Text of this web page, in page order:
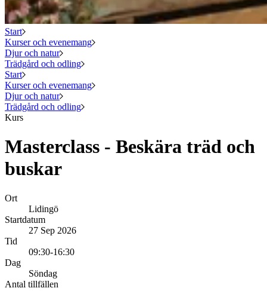
Start
Kurser och evenemang
Djur och natur
Trädgård och odling
Start
Kurser och evenemang
Djur och natur
Trädgård och odling
Kurs
Masterclass - Beskära träd och
buskar
Ort
Lidingö
Startdatum
27 Sep 2026
Tid
09:30-16:30
Dag
Söndag
Antal tillfällen